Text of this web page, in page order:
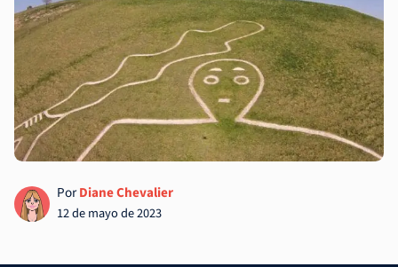
PorDiane Chevalier
12 de mayo de 2023